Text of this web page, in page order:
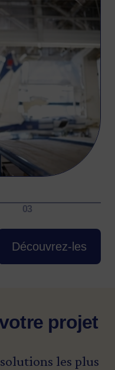
Découvrez-les
projet
les plus